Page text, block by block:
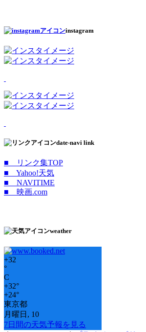
instagram
date-navi link
■ リンク集TOP
■ Yahoo!天気
■ NAVITIME
■ 映画.com
weather
+32
°
C
+32°
+24°
東京都
月曜日, 10
7日間の天気予報を見る